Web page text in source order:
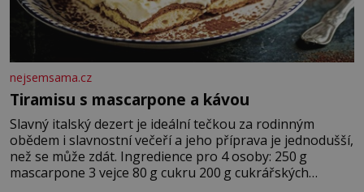
nejsemsama.cz
Tiramisu s mascarpone a kávou
Slavný italský dezert je ideální tečkou za rodinným
obědem i slavnostní večeří a jeho příprava je jednodušší,
než se může zdát. Ingredience pro 4 osoby: 250 g
mascarpone 3 vejce 80 g cukru 200 g cukrářských